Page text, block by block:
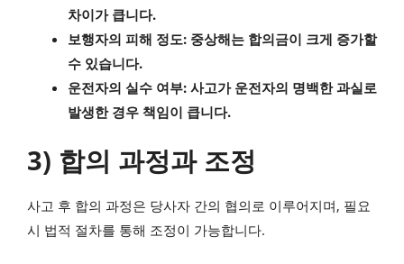
차이가 큽니다.
보행자의 피해 정도: 중상해는 합의금이 크게 증가할
수 있습니다.
운전자의 실수 여부: 사고가 운전자의 명백한 과실로
발생한 경우 책임이 큽니다.
3) 합의 과정과 조정
사고 후 합의 과정은 당사자 간의 협의로 이루어지며, 필요
시 법적 절차를 통해 조정이 가능합니다.